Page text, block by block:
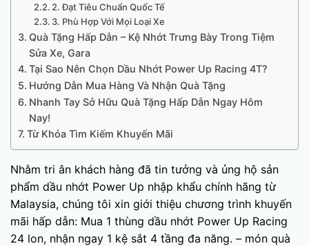
2. Đạt Tiêu Chuẩn Quốc Tế
3. Phù Hợp Với Mọi Loại Xe
Quà Tặng Hấp Dẫn – Kệ Nhớt Trưng Bày Trong Tiệm
Sửa Xe, Gara
Tại Sao Nên Chọn Dầu Nhớt Power Up Racing 4T?
Hướng Dẫn Mua Hàng Và Nhận Quà Tặng
Nhanh Tay Sở Hữu Quà Tặng Hấp Dẫn Ngay Hôm
Nay!
Từ Khóa Tìm Kiếm Khuyến Mãi
Nhằm tri ân khách hàng đã tin tưởng và ủng hộ sản
phẩm dầu nhớt Power Up nhập khẩu chính hãng từ
Malaysia, chúng tôi xin giới thiệu chương trình khuyến
mãi hấp dẫn: Mua 1 thùng dầu nhớt Power Up Racing
24 lon, nhận ngay 1 kệ sắt 4 tầng đa năng. – món quà